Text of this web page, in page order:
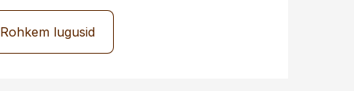
Rohkem lugusid